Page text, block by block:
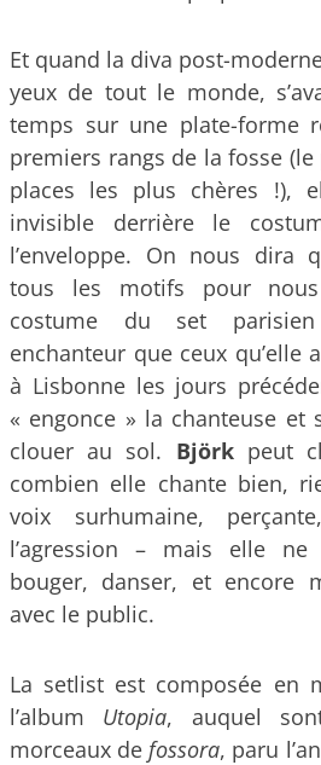
Et quand la diva post-
yeux de tout le monde,
temps sur une plate-forme
premiers rangs de la fosse
places les plus chères !),
invisible derrière le
l’enveloppe. On nous dira
tous les motifs pour
costume du set
enchanteur que ceux qu’elle
à Lisbonne les jours
« engonce » la chanteuse et
clouer au sol. Björkpeut
combien elle chante bien,
voix surhumaine,
l’agression – mais elle
bouger, danser, et encore
avec le public.
La setlist est composée en
l’album Utopia, auquel
morceaux defossora, paru